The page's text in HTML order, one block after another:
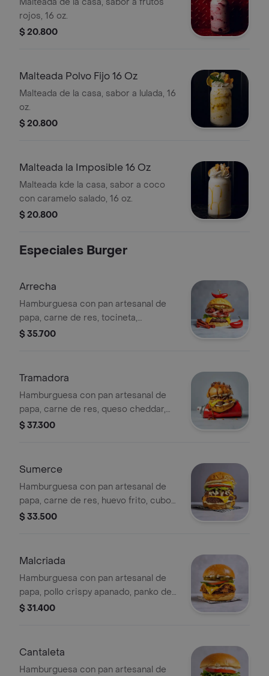
rojos, 16 oz.
$ 20.800
Malteada Polvo Fijo 16 Oz
Malteada de la casa, sabor a lulada, 16
oz.
$ 20.800
Malteada la Imposible 16 Oz
Malteada kde la casa, sabor a coco
con caramelo salado, 16 oz.
$ 20.800
Especiales Burger
Arrecha
Hamburguesa con pan artesanal de
papa, carne de res, tocineta,
jalapeños, cebolla, tomate, cogollo
chile peruano.
$ 35.700
Tramadora
Hamburguesa con pan artesanal de
papa, carne de res, queso cheddar,
cebolla crispy, bañada en caramelos
$ 37.300
Sumerce
Hamburguesa con pan artesanal de
papa, carne de res, huevo frito, cubos
de plátano maduro en queso crema,
$ 33.500
Malcriada
Hamburguesa con pan artesanal de
papa, pollo crispy apanado, panko de
miga de pan japonesa, cebolla,
$ 31.400
Cantaleta
Hamburguesa con pan artesanal de